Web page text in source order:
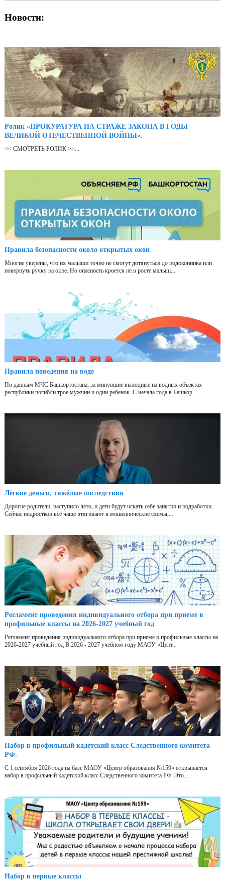
Новости:
Ролик «ПРОКУРАТУРА НА СТРАЖЕ ЗАКОНА В ГОДЫ
ВЕЛИКОЙ ОТЕЧЕСТВЕННОЙ ВОЙНЫ».
<< СМОТРЕТЬ РОЛИК >>...
Правила безопасности около открытых окон
Многие уверены, что их малыши точно не смогут дотянуться до подоконника или
повернуть ручку на окне. Но опасность кроется не в росте малыш...
Правила поведения на воде
По данным МЧС Башкортостана, за минувшие выходные на водных объектах
республики погибли трое мужчин и один ребенок. С начала года в Башкор...
Лёгкие деньги, тяжёлые последствия
Дорогие родители, наступило лето, и дети будут искать себе занятия и подработки.
Сейчас подростков всё чаще втягивают в мошеннические схемы,...
Регламент проведения индивидуального отбора при приеме в
профильные классы на 2026-2027 учебный год
Регламент проведения индивидуального отбора при приеме в профильные классы на
2026-2027 учебный год В 2026 - 2027 учебном году МАОУ «Цент...
Набор в профильный кадетский класс Следственного комитета
РФ.
С 1 сентября 2026 года на базе МАОУ «Центр образования №159» открывается
набор в профильный кадетский класс Следственного комитета РФ. Это...
Набор в первые классы